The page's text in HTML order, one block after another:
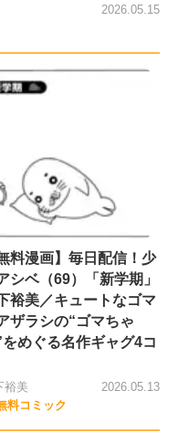
2026.05.15
無料漫画】毎日配信！少
シベ（69）「新学期」
裕美／キュートなゴマ
ザラシの“ゴマちゃ
をめぐる名作ギャグ4コ
裕美
料コミック
2026.05.13